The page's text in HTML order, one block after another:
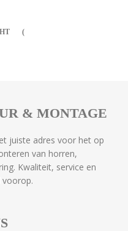
& MONTAGE
juiste adres voor het op
van horren,
Kwaliteit, service en
voorop.